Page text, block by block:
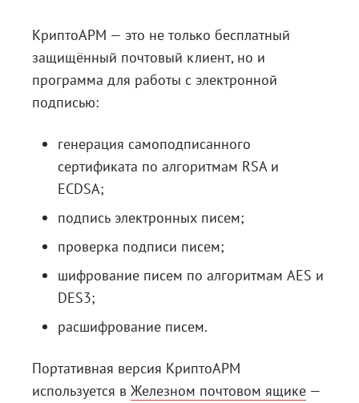
КриптоАРМ — это не только бесплатный
защищённый почтовый клиент, но и
программа для работы с электронной
подписью:
генерация самоподписанного
сертификата по алгоритмам RSA и
ECDSA;
подпись электронных писем;
проверка подписи писем;
шифрование писем по алгоритмам AES и
DES3;
расшифрование писем.
Портативная версия КриптоАРМ
используется в Железном почтовом ящике —